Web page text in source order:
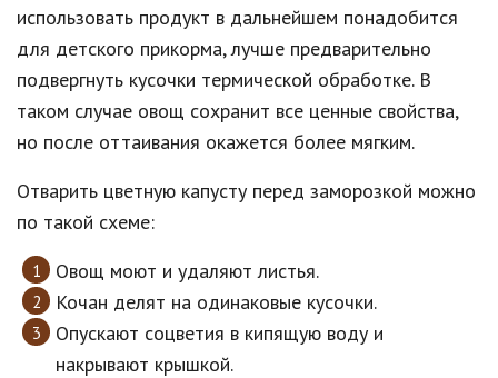
использовать продукт в дальнейшем понадобится
для детского прикорма, лучше предварительно
подвергнуть кусочки термической обработке. В
таком случае овощ сохранит все ценные свойства,
но после оттаивания окажется более мягким.
Отварить цветную капусту перед заморозкой можно
по такой схеме:
Овощ моют и удаляют листья.
Кочан делят на одинаковые кусочки.
Опускают соцветия в кипящую воду и
накрывают крышкой.